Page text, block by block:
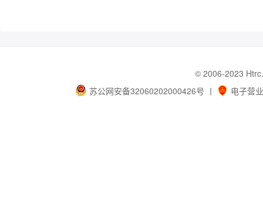
© 2006-2023
苏公网安备32060202000426号 丨 电子营